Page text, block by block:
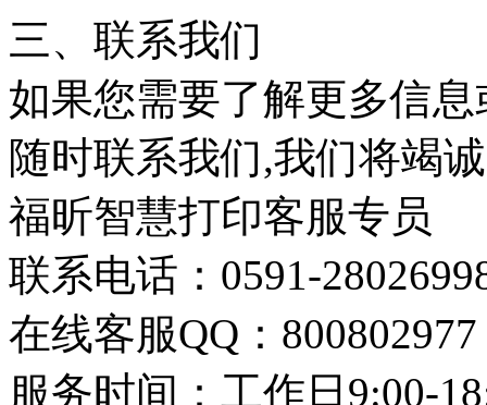
三、联系我们
如果您需要了解更多信
随时联系我们,我们将竭
福昕智慧打印客服专员
联系电话：0591-
在线客服QQ：800802977
服务时间：工作日9:00-